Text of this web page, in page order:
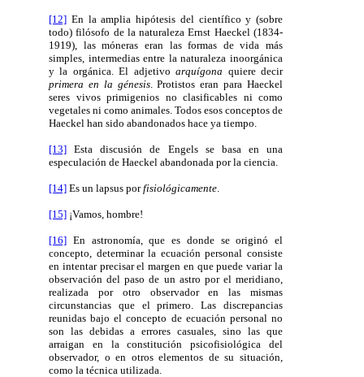
[12] En la amplia hipótesis del científico y (sobre
todo) filósofo de la naturaleza Ernst Haeckel (1834-
1919), las móneras eran las formas de vida más
simples, intermedias entre la naturaleza inoorgánica
y la orgánica. El adjetivoarquígona quiere decir
primera en la génesis. Protistos eran para Haeckel
seres vivos primigenios no clasificables ni como
vegetales ni como animales. Todos esos conceptos de
Haeckel han sido abandonados hace ya tiempo.
[13] Esta discusión de Engels se basa en una
especulación de Haeckel abandonada por la ciencia.
[14] Es un lapsus porfisiológicamente
[15] ¡Vamos, hombre!
[16] En astronomía, que es donde se originó el
concepto, determinar la ecuación personal consiste
en intentar precisar el margen en que puede variar la
observación del paso de un astro por el meridiano,
realizada por otro observador en las mismas
circunstancias que el primero. Las discrepancias
reunidas bajo el concepto de ecuación personal no
son las debidas a errores casuales, sino las que
arraigan en la constitución psicofisiológica del
observador, o en otros elementos de su situación,
como la técnica utilizada.